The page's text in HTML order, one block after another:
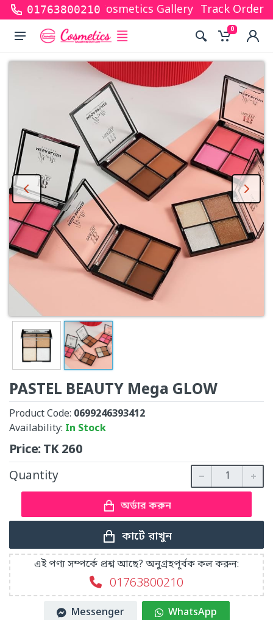
01763800210
shopping with Cosmetics Gallery Bd. Hope you
Track Order
0
PASTEL BEAUTY Mega GLOW
Product Code: 0699246393412
Availability: In Stock
Price:TK260
Quantity
অর্ডার করুন
কার্টে রাখুন
এই পণ্য সম্পর্কে প্রশ্ন আছে? অনুগ্রহপূর্বক কল করুন:
01763800210
Messenger WhatsApp